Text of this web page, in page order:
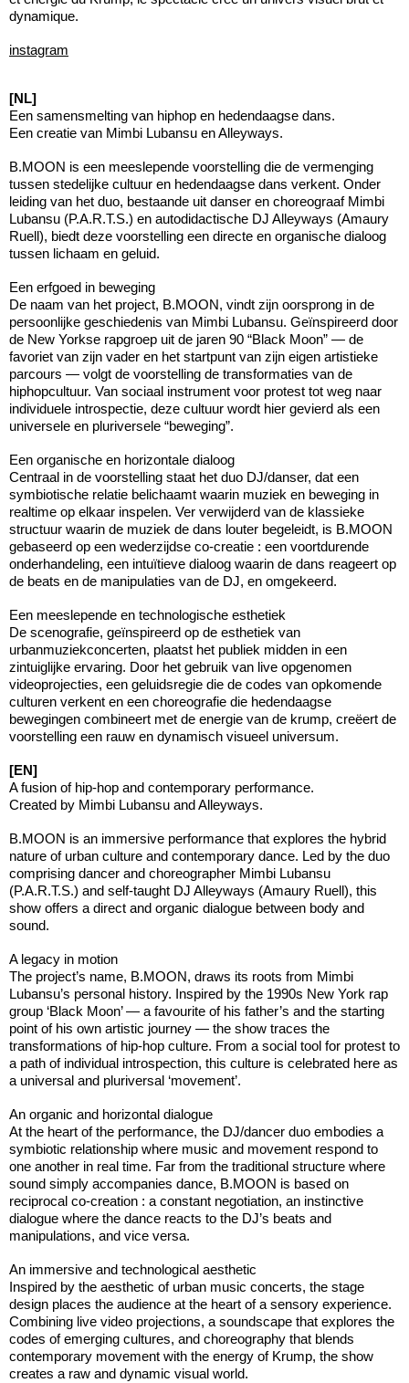
dynamique.
instagram
[NL]
Een samensmelting van hiphop en hedendaagse dans.
Een creatie van Mimbi Lubansu en Alleyways.
B.MOON is een meeslepende voorstelling die de vermenging
tussen stedelijke cultuur en hedendaagse dans verkent. Onder
leiding van het duo, bestaande uit danser en choreograaf Mimbi
Lubansu (P.A.R.T.S.) en autodidactische DJ Alleyways (Amaury
Ruell), biedt deze voorstelling een directe en organische dialoog
tussen lichaam en geluid.
Een erfgoed in beweging
De naam van het project, B.MOON, vindt zijn oorsprong in de
persoonlijke geschiedenis van Mimbi Lubansu. Geïnspireerd door
de New Yorkse rapgroep uit de jaren 90 “Black Moon” — de
favoriet van zijn vader en het startpunt van zijn eigen artistieke
parcours — volgt de voorstelling de transformaties van de
hiphopcultuur. Van sociaal instrument voor protest tot weg naar
individuele introspectie, deze cultuur wordt hier gevierd als een
universele en pluriversele “beweging”.
Een organische en horizontale dialoog
Centraal in de voorstelling staat het duo DJ/danser, dat een
symbiotische relatie belichaamt waarin muziek en beweging in
realtime op elkaar inspelen. Ver verwijderd van de klassieke
structuur waarin de muziek de dans louter begeleidt, is B.MOON
gebaseerd op een wederzijdse co-creatie : een voortdurende
onderhandeling, een intuïtieve dialoog waarin de dans reageert op
de beats en de manipulaties van de DJ, en omgekeerd.
Een meeslepende en technologische esthetiek
De scenografie, geïnspireerd op de esthetiek van
urbanmuziekconcerten, plaatst het publiek midden in een
zintuiglijke ervaring. Door het gebruik van live opgenomen
videoprojecties, een geluidsregie die de codes van opkomende
culturen verkent en een choreografie die hedendaagse
bewegingen combineert met de energie van de krump, creëert de
voorstelling een rauw en dynamisch visueel universum.
[EN]
A fusion of hip-hop and contemporary performance.
Created by Mimbi Lubansu and Alleyways.
B.MOON is an immersive performance that explores the hybrid
nature of urban culture and contemporary dance. Led by the duo
comprising dancer and choreographer Mimbi Lubansu
(P.A.R.T.S.) and self-taught DJ Alleyways (Amaury Ruell), this
show offers a direct and organic dialogue between body and
sound.
A legacy in motion
The project’s name, B.MOON, draws its roots from Mimbi
Lubansu’s personal history. Inspired by the 1990s New York rap
group ‘Black Moon’ — a favourite of his father’s and the starting
point of his own artistic journey — the show traces the
transformations of hip-hop culture. From a social tool for protest to
a path of individual introspection, this culture is celebrated here as
a universal and pluriversal ‘movement’.
An organic and horizontal dialogue
At the heart of the performance, the DJ/dancer duo embodies a
symbiotic relationship where music and movement respond to
one another in real time. Far from the traditional structure where
sound simply accompanies dance, B.MOON is based on
reciprocal co-creation : a constant negotiation, an instinctive
dialogue where the dance reacts to the DJ’s beats and
manipulations, and vice versa.
An immersive and technological aesthetic
Inspired by the aesthetic of urban music concerts, the stage
design places the audience at the heart of a sensory experience.
Combining live video projections, a soundscape that explores the
codes of emerging cultures, and choreography that blends
contemporary movement with the energy of Krump, the show
creates a raw and dynamic visual world.